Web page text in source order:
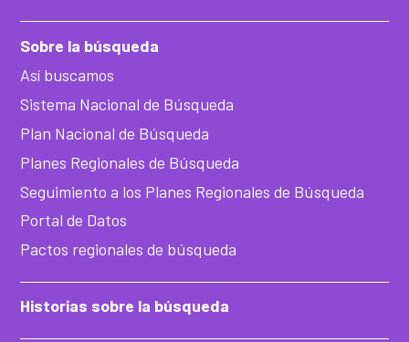
Sobre la búsqueda
Así buscamos
Sistema Nacional de Búsqueda
Plan Nacional de Búsqueda
Planes Regionales de Búsqueda
Seguimiento a los Planes Regionales de Búsqueda
Portal de Datos
Pactos regionales de búsqueda
Historias sobre la búsqueda